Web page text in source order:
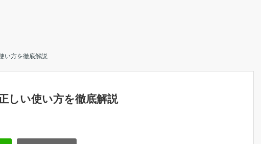
い方を徹底解説
しい使い方を徹底解説